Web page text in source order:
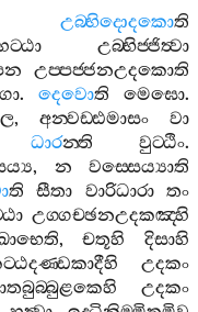
උබ‍්භිදොදකොති
උබ‍්භිජ‍්ජිත්‍වා
උප‍්පජ‍්ජනඋදකොති
. දෙවොති මෙඝො.
,අන‍්වඩ‍්ඪමාසං
වා
ධාරන‍්ති වුට‍්ඨිං.
, න
වස‍්සෙය්‍යාති
ති සීතා වාරිධාරා තං
උග‍්ගච‍්ඡනඋදකඤ‍්හි
,චතූහි
දිසාහි
උදකං
උදකං